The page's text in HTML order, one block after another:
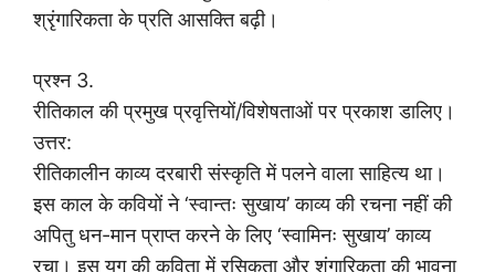
श्रृंगारिकता के प्रति आसक्ति बढ़ी।
प्रश्न 3.
रीतिकाल की प्रमुख प्रवृत्तियों/विशेषताओं पर प्रकाश डालिए।
उत्तर:
रीतिकालीन काव्य दरबारी संस्कृति में पलने वाला साहित्य था।
इस काल के कवियों ने ‘स्वान्तः सुखाय’ काव्य की रचना नहीं की
अपितु धन-मान प्राप्त करने के लिए ‘स्वामिनः सुखाय’ काव्य
रचा। इस युग की कविता में रसिकता और शृंगारिकता की भावना